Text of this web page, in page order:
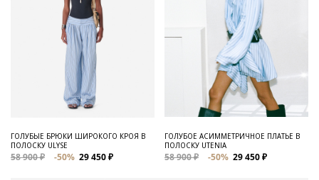
ГОЛУБЫЕ БРЮКИ ШИРОКОГО КРОЯ В
ПОЛОСКУ ULYSE
58 900 ₽ -50% 29 450 ₽
ГОЛУБОЕ АСИММЕТРИЧНОЕ ПЛАТЬЕ В
ПОЛОСКУ UTENIA
58 900 ₽ -50% 29 450 ₽